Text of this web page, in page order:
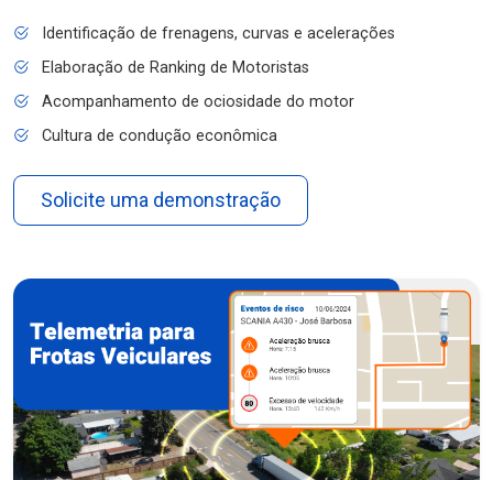
Identificação de frenagens, curvas e acelerações
Elaboração de Ranking de Motoristas
Acompanhamento de ociosidade do motor
Cultura de condução econômica
Solicite uma demonstração